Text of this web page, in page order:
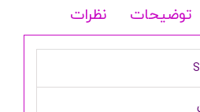
توضیحات نظرات